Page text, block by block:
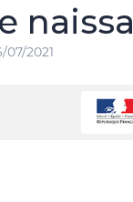
07/2021